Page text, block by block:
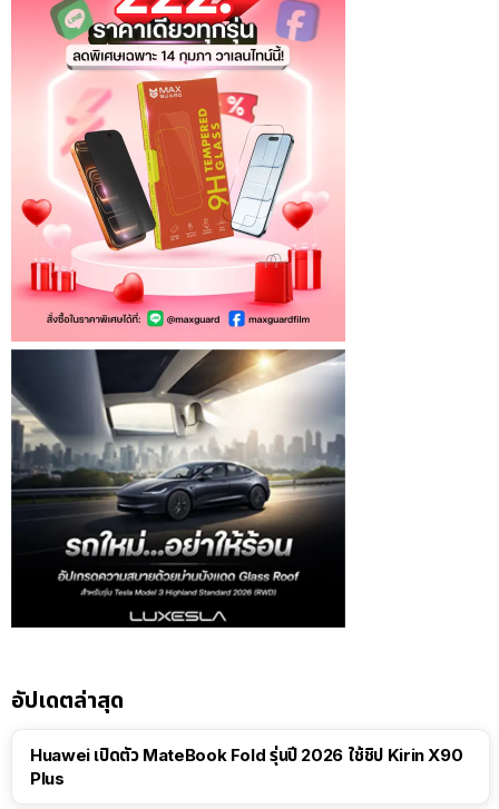
อัปเดตล่าสุด
Huawei เปิดตัว MateBook Fold รุ่นปี 2026 ใช้ชิป Kirin X90
Plus